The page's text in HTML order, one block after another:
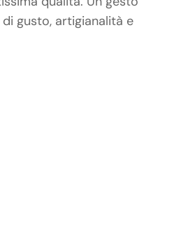
gusto, artigianalità e